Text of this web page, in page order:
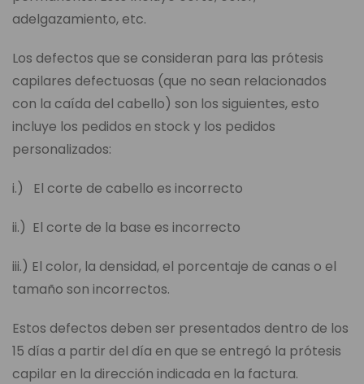
adelgazamiento, etc.
Los defectos que se consideran para las prótesis
capilares defectuosas (que no sean relacionados
con la caída del cabello) son los siguientes, esto
incluye los pedidos en stock y los pedidos
personalizados:
i.) El corte de cabello es incorrecto
ii.) El corte de la base es incorrecto
iii.) El color, la densidad, el porcentaje de canas o el
tamaño son incorrectos.
Estos defectos deben ser presentados dentro de los
15 días a partir del día en que se entregó la prótesis
capilar en la dirección indicada en la factura.